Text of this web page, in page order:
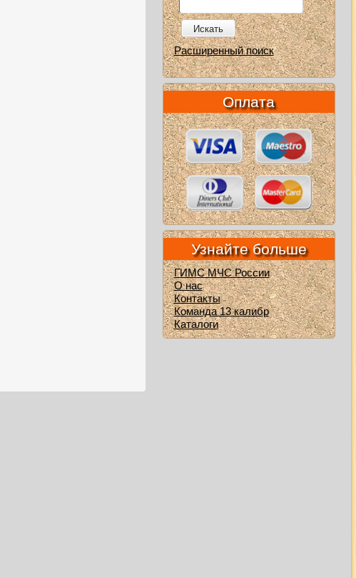
Искать
Расширенный поиск
Оплата
Узнайте больше
ГИМС МЧС России
О нас
Контакты
Команда 13 калибр
Каталоги